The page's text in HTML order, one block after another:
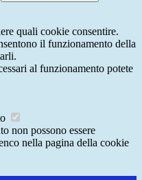
quali cookie consentire.
il funzionamento della
al funzionamento potete
non possono essere
nella pagina della cookie